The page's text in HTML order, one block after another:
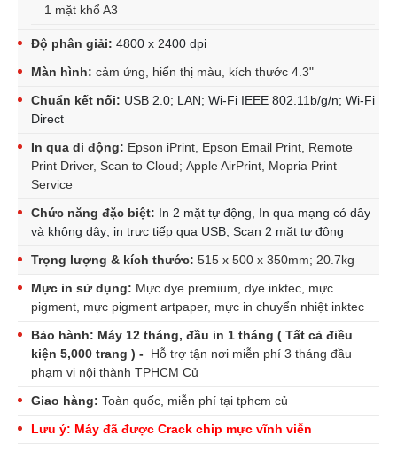
1 mặt khổ A3
Độ phân giải: 4800 x 2400 dpi
Màn hình: cảm ứng, hiển thị màu, kích thước 4.3"
Chuẩn kết nối: USB 2.0; LAN; Wi-Fi IEEE 802.11b/g/n; Wi-Fi
Direct
In qua di động: Epson iPrint, Epson Email Print, Remote
Print Driver, Scan to Cloud; Apple AirPrint, Mopria Print
Service
Chức năng đặc biệt: In 2 mặt tự động, In qua mạng có dây
và không dây; in trực tiếp qua USB, Scan 2 mặt tự động
Trọng lượng & kích thước: 515 x 500 x 350mm; 20.7kg
Mực in sử dụng: Mực dye premium, dye inktec, mực
pigment, mực pigment artpaper, mực in chuyển nhiệt inktec
Bảo hành: Máy 12 tháng, đầu in 1 tháng ( Tất cả điều
kiện 5,000 trang ) - Hỗ trợ tận nơi miễn phí 3 tháng đầu
phạm vi nội thành TPHCM Củ
Giao hàng: Toàn quốc, miễn phí tại tphcm củ
Lưu ý: Máy đã được Crack chip mực vĩnh viễn